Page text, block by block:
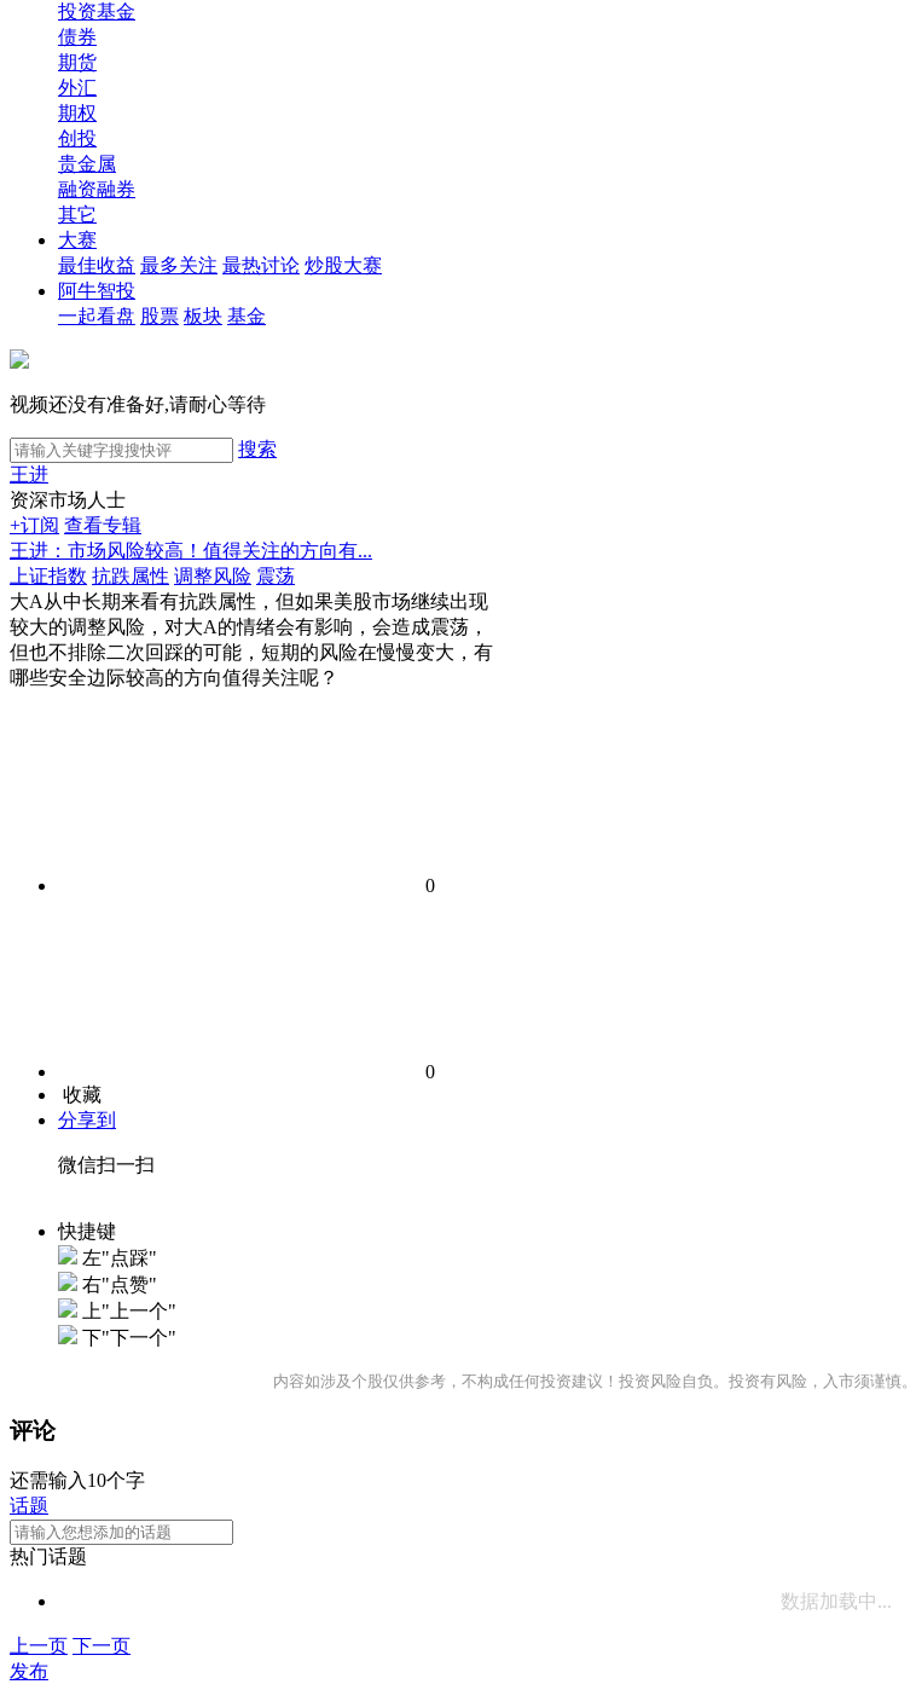
投资基金
债券
期货
外汇
期权
创投
贵金属
融资融券
其它
大赛
最佳收益 最多关注 最热讨论 炒股大赛
阿牛智投
一起看盘 股票 板块 基金
视频还没有准备好,请耐心等待
搜索
王进
资深市场人士
+订阅 查看专辑
王进：市场风险较高！值得关注的方向有...
上证指数 抗跌属性 调整风险 震荡
大A从中长期来看有抗跌属性，但如果美股市场继续出现
较大的调整风险，对大A的情绪会有影响，会造成震荡，
但也不排除二次回踩的可能，短期的风险在慢慢变大，有
哪些安全边际较高的方向值得关注呢？
0
0
收藏
分享到
微信扫一扫
快捷键
左"点踩"
右"点赞"
上"上一个"
下"下一个"
内容如涉及个股仅供参考，不构成任何投资建议！投资风险自负。投资有风险，入市须谨慎。
评论
还需输入10个字
话题
热门话题
数据加载中...
上一页 下一页
发布